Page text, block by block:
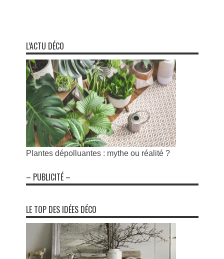
L’ACTU DÉCO
Plantes dépolluantes : mythe ou réalité ?
– PUBLICITÉ –
LE TOP DES IDÉES DÉCO